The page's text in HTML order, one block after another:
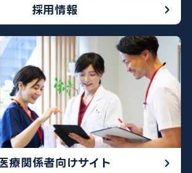
採用情報
療関係者向けサイト